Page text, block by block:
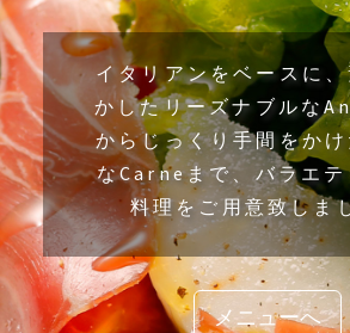
イタリアンをベースに
かしたリーズナブルな
からじっくり手間をか
なCarneまで、バラエ
料理をご用意致しま
メニューへ